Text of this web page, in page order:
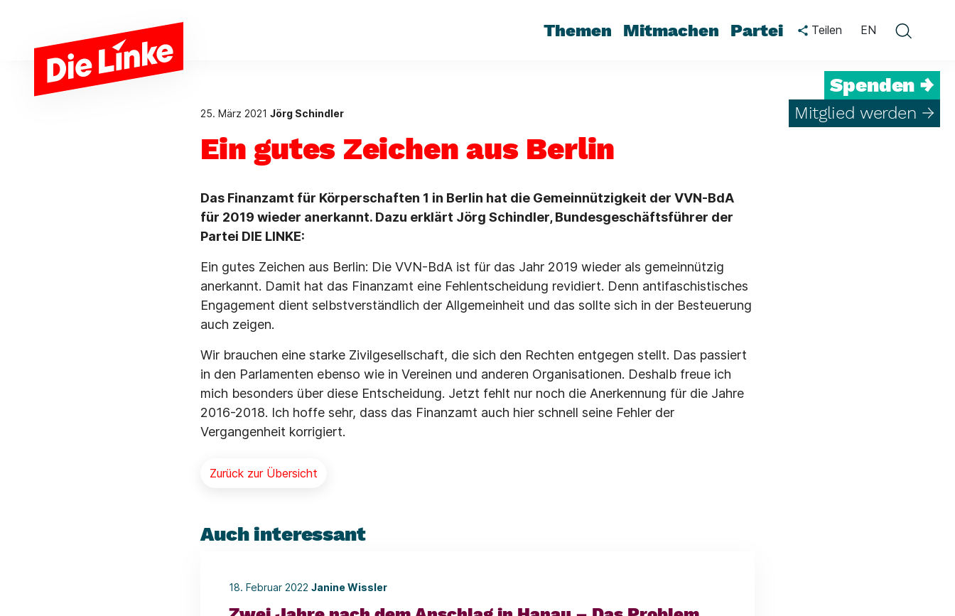
Themen Mitmachen Partei Teilen EN
Spenden →
Mitglied werden →
25. März 2021 Jörg Schindler
Ein gutes Zeichen aus Berlin
Das Finanzamt für Körperschaften 1 in Berlin hat die Gemeinnützigkeit der VVN-BdA
für 2019 wieder anerkannt. Dazu erklärt Jörg Schindler, Bundesgeschäftsführer der
Partei DIE LINKE:
Ein gutes Zeichen aus Berlin: Die VVN-BdA ist für das Jahr 2019 wieder als gemeinnützig
anerkannt. Damit hat das Finanzamt eine Fehlentscheidung revidiert. Denn antifaschistisches
Engagement dient selbstverständlich der Allgemeinheit und das sollte sich in der Besteuerung
auch zeigen.
Wir brauchen eine starke Zivilgesellschaft, die sich den Rechten entgegen stellt. Das passiert
in den Parlamenten ebenso wie in Vereinen und anderen Organisationen. Deshalb freue ich
mich besonders über diese Entscheidung. Jetzt fehlt nur noch die Anerkennung für die Jahre
2016-2018. Ich hoffe sehr, dass das Finanzamt auch hier schnell seine Fehler der
Vergangenheit korrigiert.
Zurück zur Übersicht
Auch interessant
18. Februar 2022 Janine Wissler